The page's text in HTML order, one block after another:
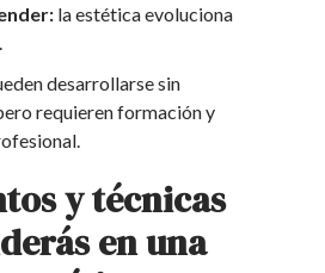
la estética evoluciona
desarrollarse sin
requieren formación y
y técnicas
en una